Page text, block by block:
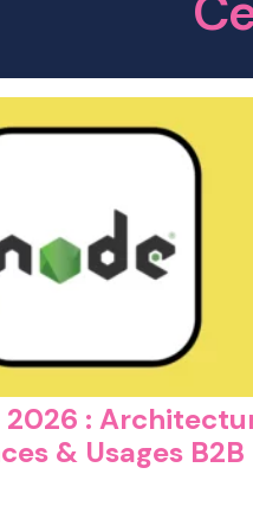
2026 :
& Usages B2B